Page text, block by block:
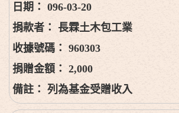
096-03-20
長霖土木包工業
960303
2,000
列為基金受贈收入